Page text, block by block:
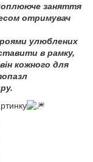
заняття
отримувач
улюблених
в рамку,
кожного для